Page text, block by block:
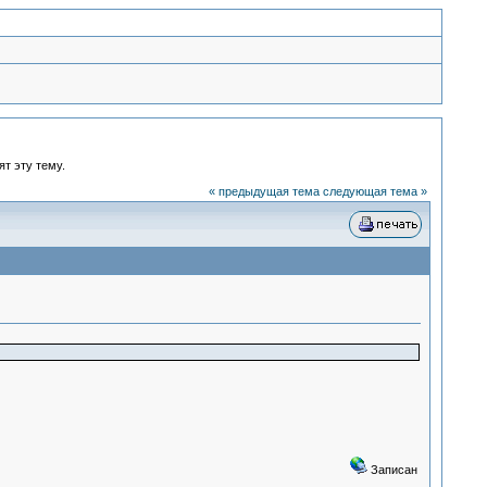
эту тему.
« предыдущая тема следующая тема »
Записан